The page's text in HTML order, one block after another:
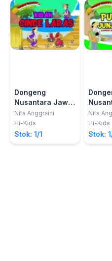
Dongeng
Nusantara Jawa
Timur: Kisah
Cinde Laras
Nita Anggraini
Hi-Kids
Stok: 1/1
Nita
Hi-Kids
Stok: